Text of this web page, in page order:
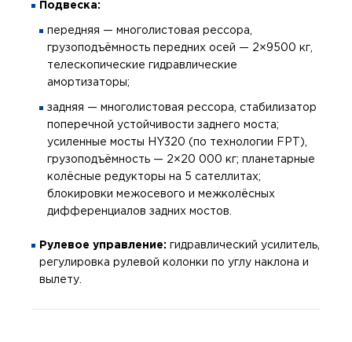
Подвеска:
передняя — многолистовая рессора,
грузоподъёмность передних осей — 2×9500 кг,
телескопические гидравлические
амортизаторы;
задняя — многолистовая рессора, стабилизатор
поперечной устойчивости заднего моста;
усиленные мосты HY320 (по технологии FPT),
грузоподъёмность — 2×20 000 кг; планетарные
колёсные редукторы на 5 сателлитах;
блокировки межосевого и межколёсных
дифференциалов задних мостов.
Рулевое управление: гидравлический усилитель,
регулировка рулевой колонки по углу наклона и
вылету.